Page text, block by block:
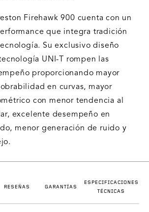
Firehawk 900 cuenta con un
que integra tradición
Su exclusivo diseño
UNI-T rompen las
proporcionando mayor
en curvas, mayor
con menor tendencia al
excelente desempeño en
menor generación de ruido y
RESEÑAS GARANTÍAS
ESPECIFICACIONES
TÉCNICAS